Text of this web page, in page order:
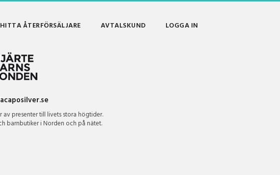
HITTA ÅTERFÖRSÄLJARE AVTALSKUND LOGGA IN
presenter till livets stora högtider.
barnbutiker i Norden och på nätet.